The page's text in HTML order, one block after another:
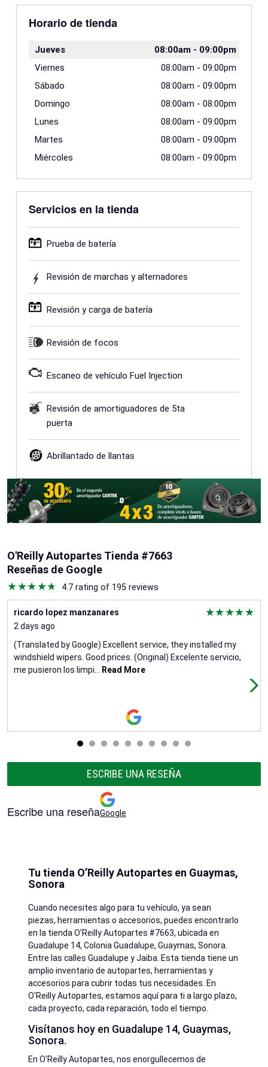
Horario de tienda
Jueves 08:00am- 09:00pm
Viernes
08:00am - 09:00pm
Sábado
08:00am - 09:00pm
Domingo
08:00am - 08:00pm
Lunes
08:00am - 09:00pm
Martes
08:00am - 09:00pm
Miércoles
08:00am - 09:00pm
Servicios en la tienda
Prueba de batería
Revisión de marchas y alternadores
Revisión y carga de batería
Revisión de focos
Escaneo de vehículo Fuel Injection
Revisión de amortiguadores de 5ta
puerta
Abrillantado de llantas
O'Reilly Autopartes Tienda #7663
Reseñas de Google
4.7 rating of 195 reviews
ricardo lopez manzanares
2 days ago
(Translated by Google) Excellent service, they installed my
windshield wipers. Good prices. (Original) Excelente servicio,
me pusieron los limpi
Read More
ESCRIBE UNA RESEÑA
Escribe una reseñaGoogle
Tu tienda O’Reilly Autopartes en Guaymas,
Sonora
Cuando necesites algo para tu vehículo, ya sean
piezas, herramientas o accesorios, puedes encontrarlo
en la tienda O'Reilly Autopartes #7663, ubicada en
Guadalupe 14, Colonia Guadalupe, Guaymas, Sonora.
Entre las calles Guadalupe y Jaiba. Esta tienda tiene un
amplio inventario de autopartes, herramientas y
accesorios para cubrir todas tus necesidades. En
O'Reilly Autopartes, estamos aquí para ti a largo plazo,
cada proyecto, cada reparación, todo el tiempo.
Visítanos hoy en Guadalupe 14, Guaymas,
Sonora.
En O'Reilly Autopartes, nos enorgullecemos de